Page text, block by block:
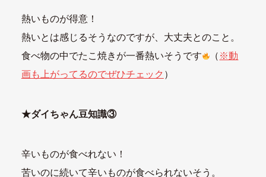
熱いものが得意！
熱いとは感じるそうなのですが、大丈夫とのこと。
食べ物の中でたこ焼きが一番熱いそうです
（※動
画も上がってるのでぜひチェック ）
★ダイちゃん豆知識③
辛いものが食べれない！
苦いのに続いて辛いものが食べられないそう。